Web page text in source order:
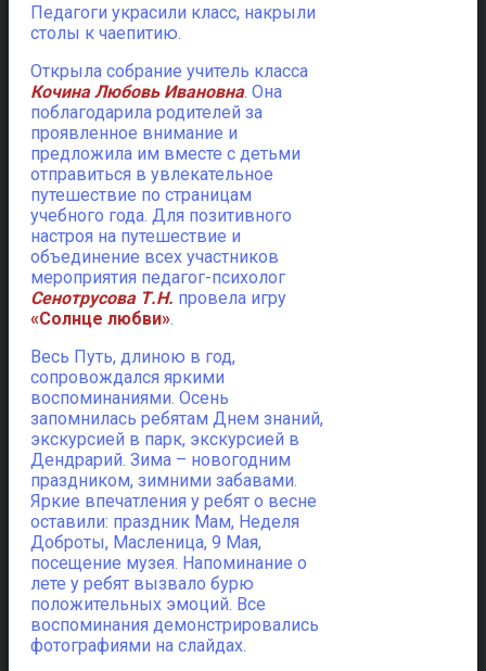
Педагоги украсили класс, накрыли
столы к чаепитию.
Открыла собрание учитель класса
Кочина Любовь Ивановна. Она
поблагодарила родителей за
проявленное внимание и
предложила им вместе с детьми
отправиться в увлекательное
путешествие по страницам
учебного года. Для позитивного
настроя на путешествие и
объединение всех участников
мероприятия педагог-психолог
Сенотрусова Т.Н. провела игру
«Солнце любви».
Весь Путь, длиною в год,
сопровождался яркими
воспоминаниями. Осень
запомнилась ребятам Днем знаний,
экскурсией в парк, экскурсией в
Дендрарий. Зима – новогодним
праздником, зимними забавами.
Яркие впечатления у ребят о весне
оставили: праздник Мам, Неделя
Доброты, Масленица, 9 Мая,
посещение музея. Напоминание о
лете у ребят вызвало бурю
положительных эмоций. Все
воспоминания демонстрировались
фотографиями на слайдах.